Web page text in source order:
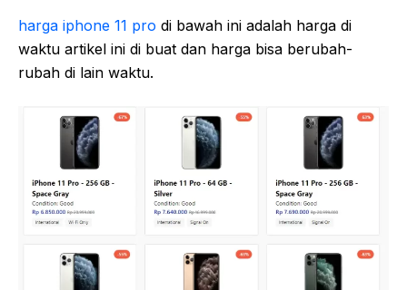
harga iphone 11 pro di bawah ini adalah harga di
waktu artikel ini di buat dan harga bisa berubah-
rubah di lain waktu.